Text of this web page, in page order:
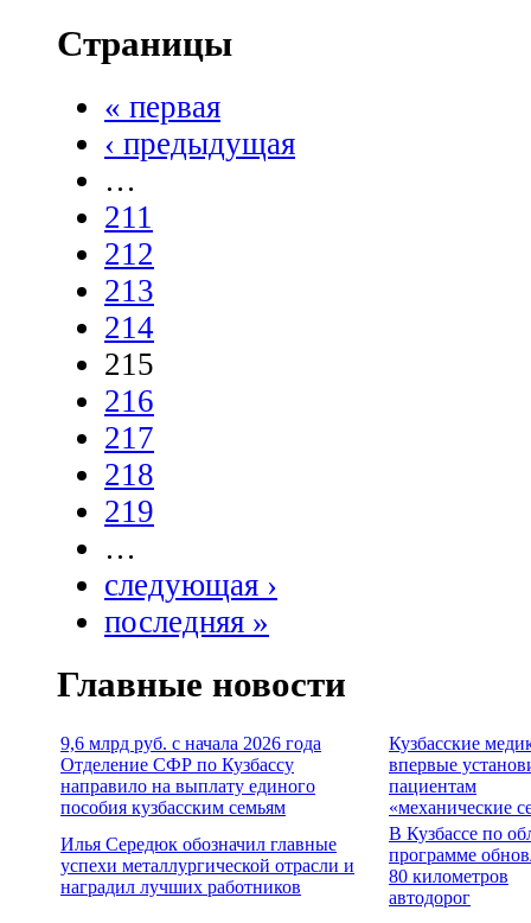
Страницы
« первая
‹ предыдущая
…
211
212
213
214
215
216
217
218
219
…
следующая ›
последняя »
Главные новости
9,6 млрд руб. с начала 2026 года
Отделение СФР по Кузбассу
направило на выплату единого
пособия кузбасским семьям
Кузбасские
впервые
пациентам
«механические
Илья Середюк обозначил главные
успехи металлургической отрасли и
наградил лучших работников
В Кузбассе по
программе
80 километров
автодорог